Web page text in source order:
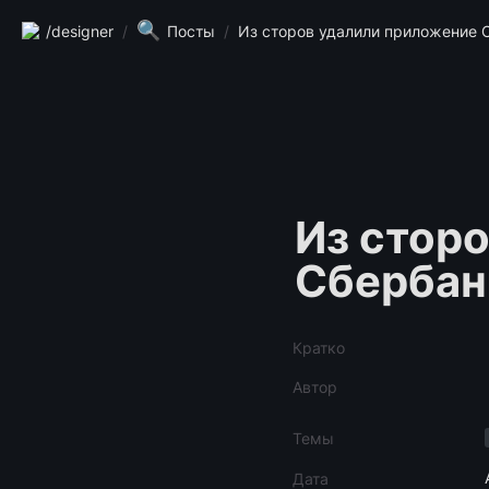
/designer / 🔍 Посты / Из сторов удалили приложение
Из
Кратко
Автор
Темы
Дата